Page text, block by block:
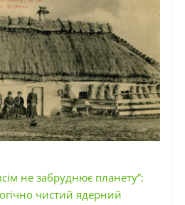
не забруднює планету”:
чистий ядерний